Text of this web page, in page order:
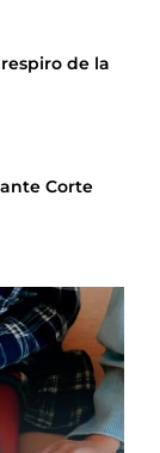
de la
Corte